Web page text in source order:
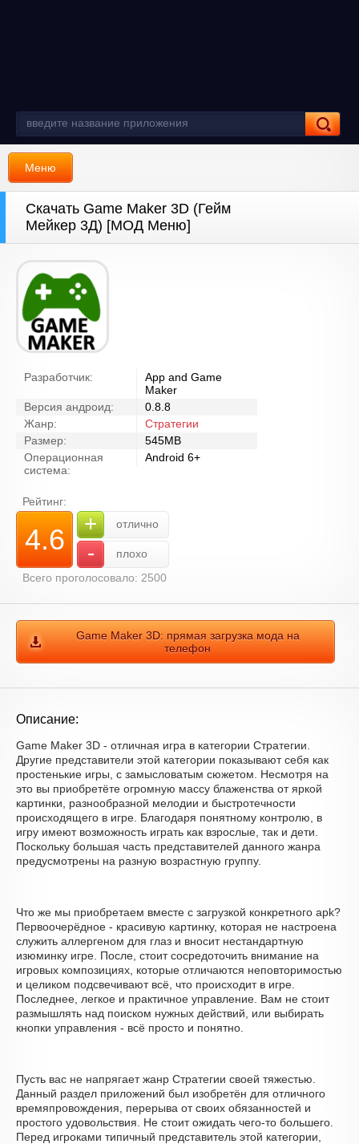
Меню
Скачать Game Maker 3D (Гейм
Мейкер 3Д) [МОД Меню]
Разработчик:
App and Game
Maker
Версия андроид:
0.8.8
Жанр:
Стратегии
Размер:
545MB
Операционная
система:
Android 6+
Рейтинг:
4.6 + отлично
-
плохо
Всего проголосовало: 2500
Game Maker 3D: прямая загрузка мода на
телефон
Описание:
Game Maker 3D - отличная игра в категории Стратегии.
Другие представители этой категории показывают себя как
простенькие игры, с замысловатым сюжетом. Несмотря на
это вы приобретёте огромную массу блаженства от яркой
картинки, разнообразной мелодии и быстротечности
происходящего в игре. Благодаря понятному контролю, в
игру имеют возможность играть как взрослые, так и дети.
Поскольку большая часть представителей данного жанра
предусмотрены на разную возрастную группу.
Что же мы приобретаем вместе с загрузкой конкретного apk?
Первоочерёдное - красивую картинку, которая не настроена
служить аллергеном для глаз и вносит нестандартную
изюминку игре. После, стоит сосредоточить внимание на
игровых композициях, которые отличаются неповторимостью
и целиком подсвечивают всё, что происходит в игре.
Последнее, легкое и практичное управление. Вам не стоит
размышлять над поиском нужных действий, или выбирать
кнопки управления - всё просто и понятно.
Пусть вас не напрягает жанр Стратегии своей тяжестью.
Данный раздел приложений был изобретён для отличного
времяпровождения, перерыва от своих обязанностей и
простого удовольствия. Не стоит ожидать чего-то большего.
Перед игроками типичный представитель этой категории,